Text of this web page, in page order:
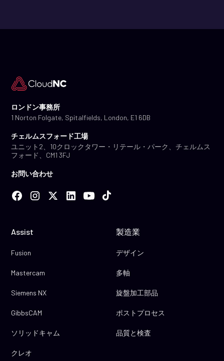
ロンドン事務所
1 Norton Folgate, Spitalfields, London, E1 6DB
チェルムスフォード工場
ユニット2、10クロックタワー・リテール・パーク、チェルムス
フォード、CM1 3FJ
お問い合わせ
Assist
Fusion
Mastercam
Siemens NX
GibbsCAM
ソリッドキャム
クレオ
製造業
デザイン
多軸
旋盤加工部品
ポストプロセス
品質と検査